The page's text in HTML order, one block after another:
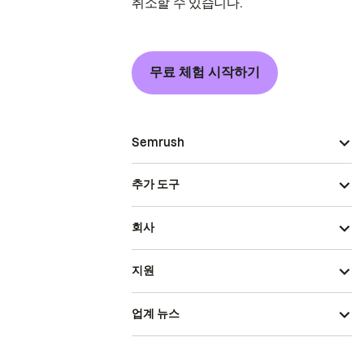
무료 체험 시작하기
Semrush
추가 도구
회사
지원
업계 뉴스